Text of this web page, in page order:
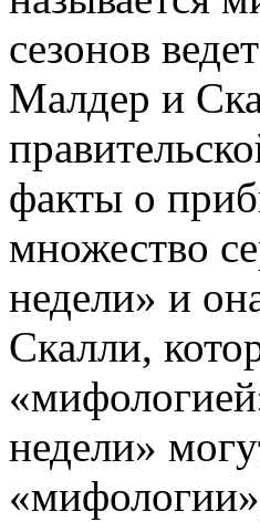
сезонов
Малдер и
факты о
множество
недели» и
Скалли,
недели»